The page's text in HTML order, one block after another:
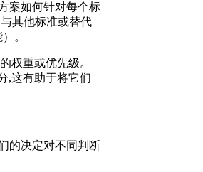
案如何针对每个标
其他标准或替代
。
权重或优先级。
,这有助于将它们
的决定对不同判断